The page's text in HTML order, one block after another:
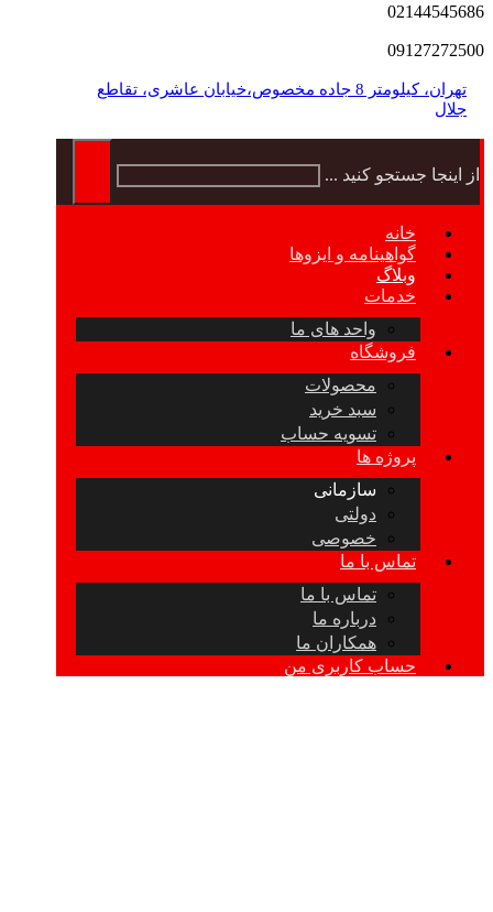
02144545686
09127272500
تهران، کیلومتر 8 جاده مخصوص،خیابان عاشری، تقاطع
جلال
از اینجا جستجو کنید ...
خانه
گواهینامه و ایزوها
وبلاگ
خدمات
واحد های ما
فروشگاه
محصولات
سبد خرید
تسویه حساب
پروژه ها
سازمانی
دولتی
خصوصی
تماس با ما
تماس با ما
درباره ما
همکاران ما
حساب کاربری من